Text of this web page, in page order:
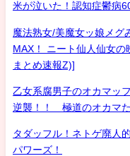
米が泣いた！認知症鬱病
魔法熟女/美魔女ッ娘メグ
MAX！ ニート仙人仙女
まとめ速報Z)]
乙女系腐男子のオカマッ
逆襲！！ 極道のオカマた
タダッフル！ネトゲ廃人
パワーズ！